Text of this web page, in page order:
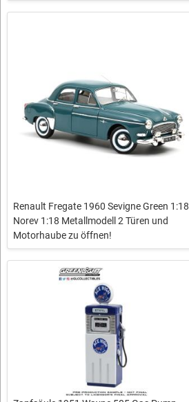
Renault Fregate 1960 Sevigne Green 1:18
Norev 1:18 Metallmodell 2 Türen und
Motorhaube zu öffnen!